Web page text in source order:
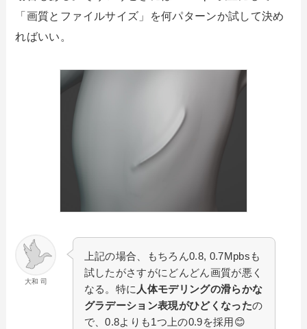
「画質とファイルサイズ」を何パターンか試して決め
ればいい。
大和 司
上記の場合、もちろん0.8, 0.7Mpbsも
試したがさすがにどんどん画質が悪く
なる。特に人体モデリングの滑らかな
グラデーション表現がひどくなったの
で、0.8よりも1つ上の0.9を採用😊